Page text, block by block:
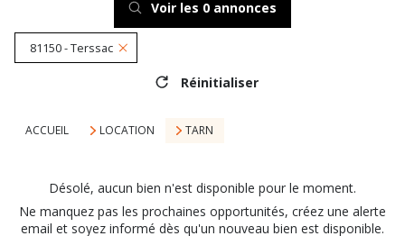
Voir les 0 annonces
81150 - Terssac
Réinitialiser
ACCUEIL LOCATION TARN
Désolé, aucun bien n'est disponible pour le moment.
Ne manquez pas les prochaines opportunités, créez une alerte
email et soyez informé dès qu'un nouveau bien est disponible.